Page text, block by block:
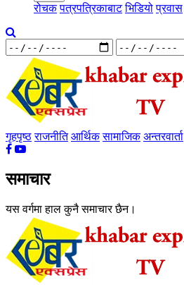
रोचक पत्रपत्रिकाबाट भिडियो प्रवास
गृहपृष्ठ राजनीति आर्थिक सामाजिक अन्तरवार्ता
समाचार
यस वर्गमा हाल कुनै समाचार छैन।